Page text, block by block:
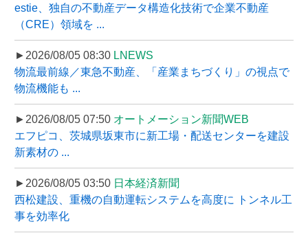
estie、独自の不動産データ構造化技術で企業不動産
（CRE）領域を ...
►2026/08/05 08:30 LNEWS
物流最前線／東急不動産、「産業まちづくり」の視点で
物流機能も ...
►2026/08/05 07:50 オートメーション新聞WEB
エフピコ、茨城県坂東市に新工場・配送センターを建設
新素材の ...
►2026/08/05 03:50 日本経済新聞
西松建設、重機の自動運転システムを高度に トンネル工
事を効率化